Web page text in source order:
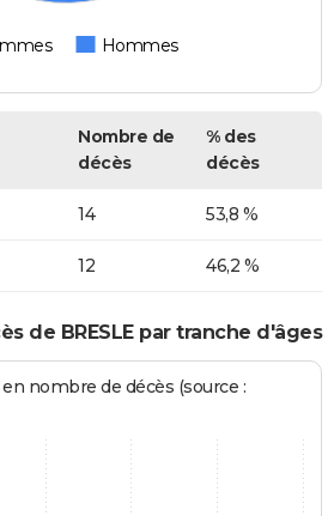
Hommes
Nombre de
décès
% des
décès
14 53,8 %
12 46,2 %
de BRESLE par tranche d'âges
nombre de décès (source :